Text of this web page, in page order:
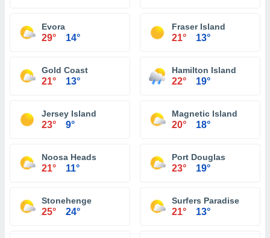
Evora
29° 14°
Fraser Island
21° 13°
Gold Coast
21° 13°
Hamilton Island
22° 19°
Jersey Island
23° 9°
Magnetic Island
20° 18°
Noosa Heads
21° 11°
Port Douglas
23° 19°
Stonehenge
25° 24°
Surfers Paradise
21° 13°